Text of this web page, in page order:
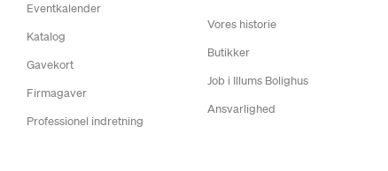
Eventkalender
Katalog
Gavekort
Firmagaver
Professionel indretning
Vores historie
Butikker
Job i Illums Bolighus
Ansvarlighed